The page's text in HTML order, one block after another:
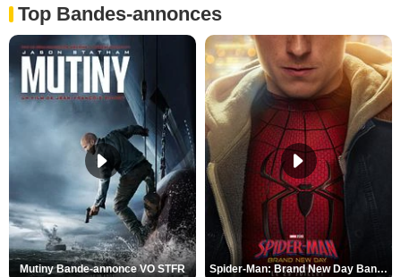
Top Bandes-annonces
Mutiny Bande-annonce VO STFR Spider-Man: Brand New Day Bande-annonce VO STFR